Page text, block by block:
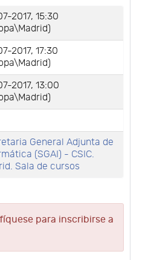
2017, 15:30
2017, 17:30
2017, 13:00
General Adjunta de
(SGAI) - CSIC.
Sala de cursos
para inscribirse a